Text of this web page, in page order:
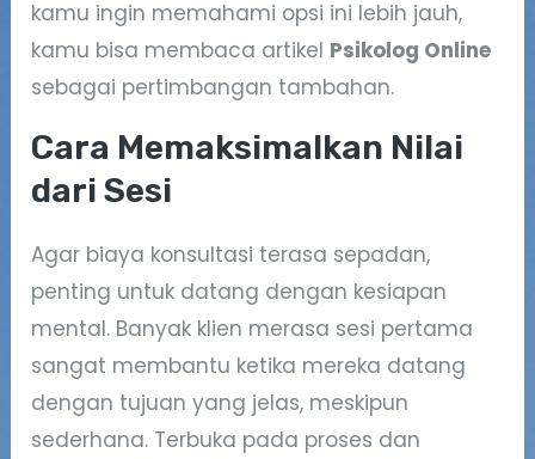
kamu ingin memahami opsi ini lebih jauh,
kamu bisa membaca artikel Psikolog Online
sebagai pertimbangan tambahan.
Cara Memaksimalkan Nilai
dari Sesi
Agar biaya konsultasi terasa sepadan,
penting untuk datang dengan kesiapan
mental. Banyak klien merasa sesi pertama
sangat membantu ketika mereka datang
dengan tujuan yang jelas, meskipun
sederhana. Terbuka pada proses dan